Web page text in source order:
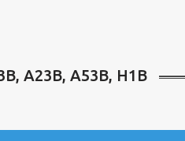
А23В, А53В, H1B